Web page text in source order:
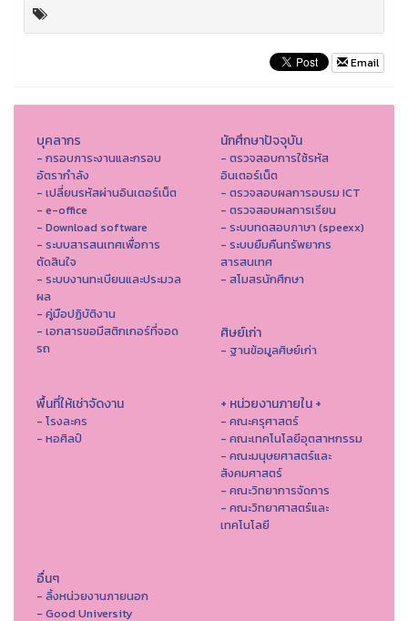
Email
บุคลากร
- กรอบภาระงานและกรอบ
อัตรากำลัง
- เปลี่ยนรหัสผ่านอินเตอร์เน็ต
- e-office
- Download software
- ระบบสารสนเทศเพื่อการ
ตัดสินใจ
- ระบบงานทะเบียนและประมวล
ผล
- คู่มือปฏิบัติงาน
- เอกสารขอมีสติกเกอร์ที่จอด
รถ
นักศึกษาปัจจุบัน
- ตรวจสอบการใช้รหัส
อินเตอร์เน็ต
- ตรวจสอบผลการอบรม ICT
- ตรวจสอบผลการเรียน
- ระบบทดสอบภาษา (speexx)
- ระบบยืมคืนทรัพยากร
สารสนเทศ
- สโมสรนักศึกษา
ศิษย์เก่า
- ฐานข้อมูลศิษย์เก่า
พื้นที่ให้เช่าจัดงาน
- โรงละคร
- หอศิลป์
+ หน่วยงานภายใน +
- คณะครุศาสตร์
- คณะเทคโนโลยีอุตสาหกรรม
- คณะมนุษยศาสตร์และ
สังคมศาสตร์
- คณะวิทยาการจัดการ
- คณะวิทยาศาสตร์และ
เทคโนโลยี
อื่นๆ
- ลิ้งหน่วยงานภายนอก
- Good University